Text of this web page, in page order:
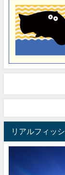
リアルフィッ